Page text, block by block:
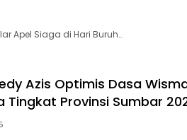
Apel Siaga di Hari Buruh…
Azis Optimis Dasa
Tingkat Provinsi Sumbar